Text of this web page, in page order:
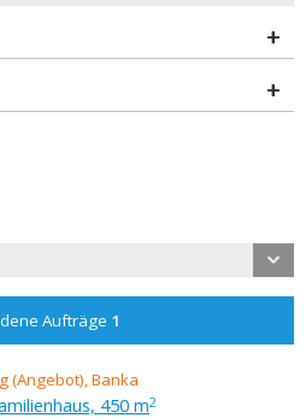
Aufträge 1
450 m2